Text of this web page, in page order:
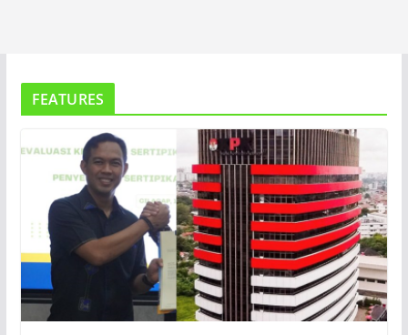
FEATURES